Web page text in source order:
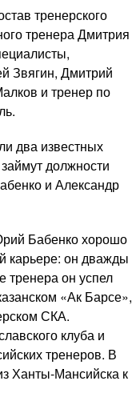
тренерского
тренера Дмитрия
Звягин, Дмитрий
и тренер по
два известных
должности
и Александр
Бабенко хорошо
карьере: он дважды
тренера он успел
«Ак Барсе»,
СКА.
клуба и
тренеров. В
Ханты-Мансийска к